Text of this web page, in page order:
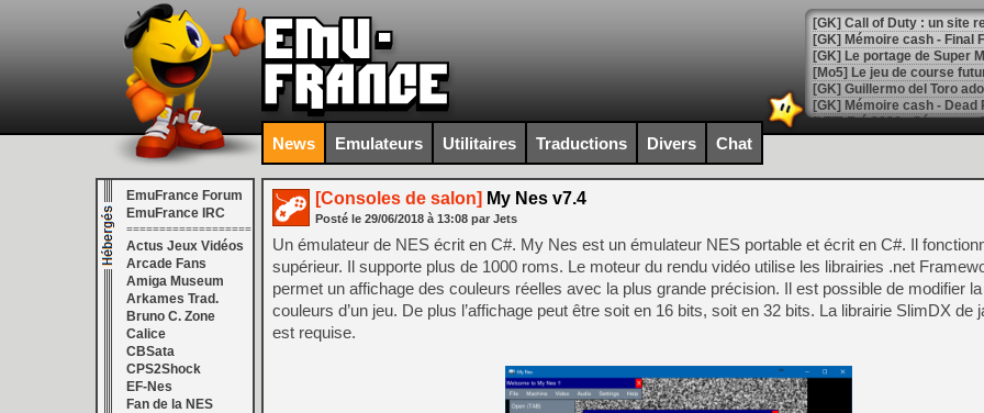
[GK] Le portage de Super
[Mo5] Le jeu de course
[GK] Guillermo del Toro
[LTF] Eté 2026 - Séquence
[GK] Mistfall Hunter :
[GK] Wo Long 2 évolue
[GK] Crossfire : un TPS à
[LS] [PS5] Premiers
[Mo5] DOOM arrive en
[GK] Bethesda fête les 30
[GK] Roblox : l'action en
[GK] Agenda - GeForce
News Emulateurs Utilitaires Traductions Divers Chat
EmuFrance Forum
EmuFrance IRC
===================
Actus Jeux Vidéos
Arcade Fans
Amiga Museum
Arkames Trad.
Bruno C. Zone
Calice
CBSata
CPS2Shock
EF-Nes
Fan de la NES
[Consoles de salon] My Nes v7.4
Posté le 29/06/2018 à 13:08 par Jets
Un émulateur de NES écrit en C#. My Nes est un émulateur NES portable et écrit en C#. Il
supérieur. Il supporte plus de 1000 roms. Le moteur du rendu vidéo utilise les librairies .net
permet un affichage des couleurs réelles avec la plus grande précision. Il est possible de modifier
couleurs d’un jeu. De plus l’affichage peut être soit en 16 bits, soit en 32 bits. La librairie SlimDX de
est requise.